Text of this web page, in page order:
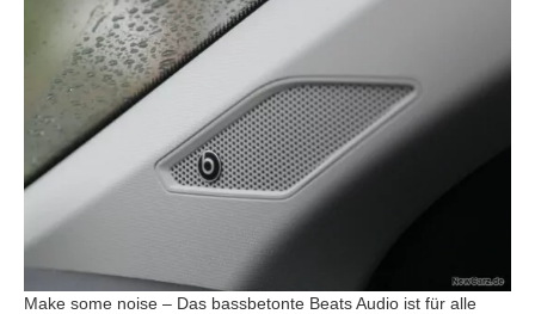
Make some noise – Das bassbetonte Beats Audio ist für alle